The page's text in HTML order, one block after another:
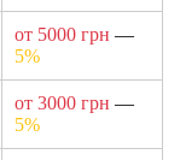
от 5000 грн —
5%
от 3000 грн —
5%